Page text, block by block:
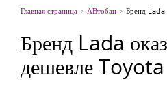
Главная страница АВтобан Бренд Lada
Бренд Lada
дешевле Toyota